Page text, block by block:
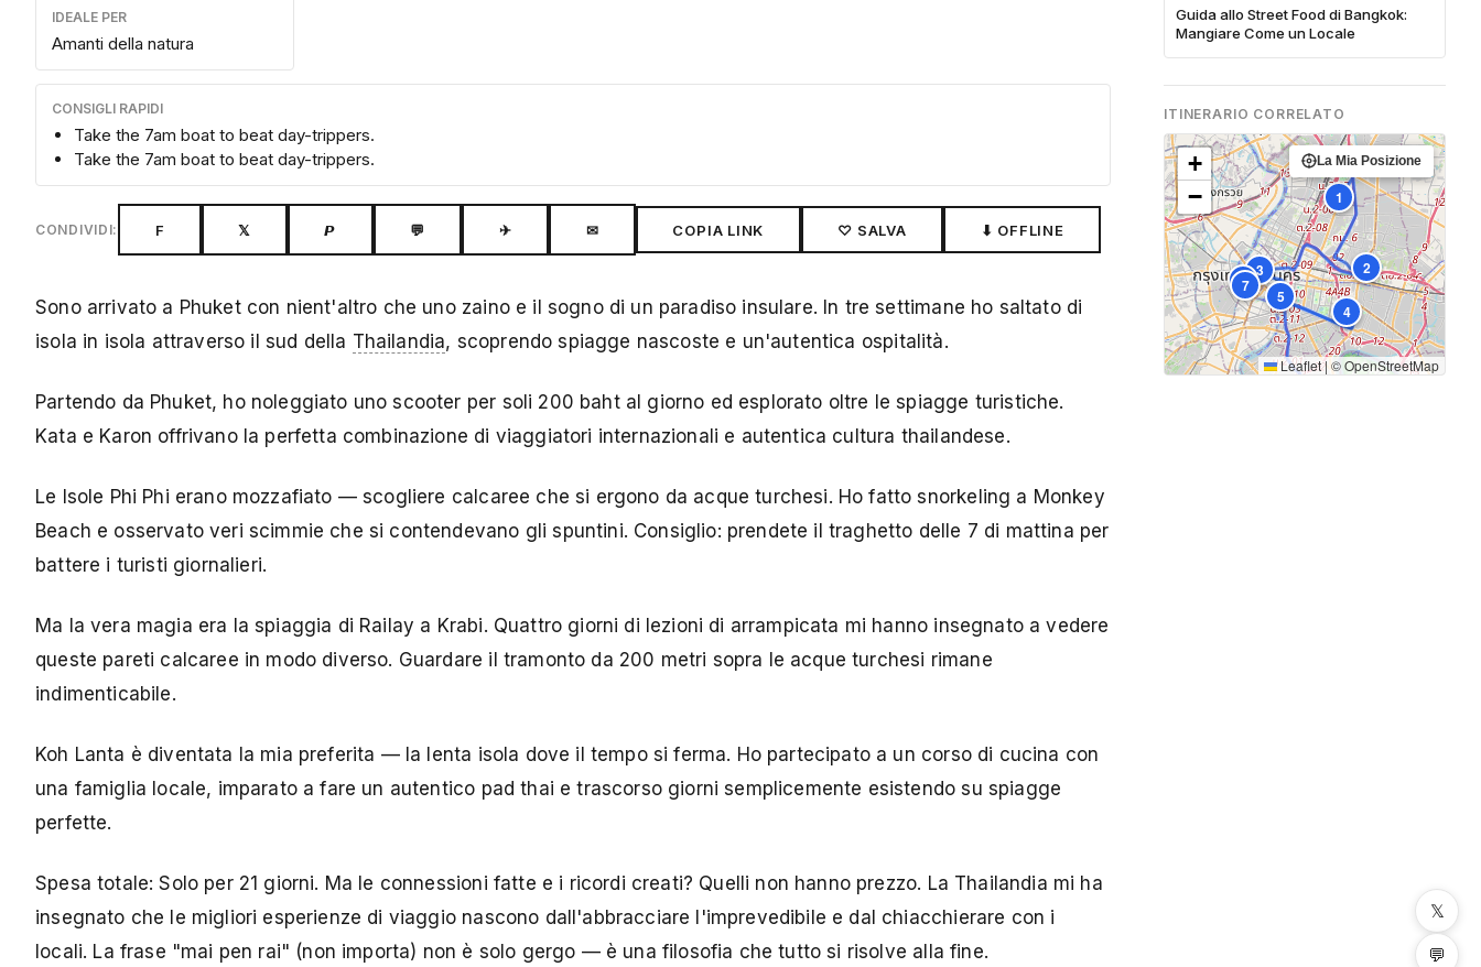
IDEALE PER
Amanti della natura
CONSIGLI RAPIDI
Take the 7am boat to beat day-trippers.
Take the 7am boat to beat day-trippers.
CONDIVIDI: F 𝕏 𝙋 💬 ✈ ✉ COPIA LINK ♡ SALVA ⬇ OFFLINE
Sono arrivato a Phuket con nient'altro che uno zaino e il sogno di un paradiso insulare. In tre settimane ho saltato di
isola in isola attraverso il sud della Thailandia, scoprendo spiagge nascoste e un'autentica ospitalità.
Partendo da Phuket, ho noleggiato uno scooter per soli 200 baht al giorno ed esplorato oltre le spiagge turistiche.
Kata e Karon offrivano la perfetta combinazione di viaggiatori internazionali e autentica cultura thailandese.
Le Isole Phi Phi erano mozzafiato — scogliere calcaree che si ergono da acque turchesi. Ho fatto snorkeling a Monkey
Beach e osservato veri scimmie che si contendevano gli spuntini. Consiglio: prendete il traghetto delle 7 di mattina per
battere i turisti giornalieri.
Ma la vera magia era la spiaggia di Railay a Krabi. Quattro giorni di lezioni di arrampicata mi hanno insegnato a vedere
queste pareti calcaree in modo diverso. Guardare il tramonto da 200 metri sopra le acque turchesi rimane
indimenticabile.
Koh Lanta è diventata la mia preferita — la lenta isola dove il tempo si ferma. Ho partecipato a un corso di cucina con
una famiglia locale, imparato a fare un autentico pad thai e trascorso giorni semplicemente esistendo su spiagge
perfette.
Spesa totale: Solo per 21 giorni. Ma le connessioni fatte e i ricordi creati? Quelli non hanno prezzo. La Thailandia mi ha
insegnato che le migliori esperienze di viaggio nascono dall'abbracciare l'imprevedibile e dal chiacchierare con i
locali. La frase "mai pen rai" (non importa) non è solo gergo — è una filosofia che tutto si risolve alla fine.
Guida allo Street Food di Bangkok:
Mangiare Come un Locale
ITINERARIO CORRELATO
1
2
3
4
5
67
+
−
La Mia Posizione
Leaflet| ©OpenStreetMap
𝕏
💬